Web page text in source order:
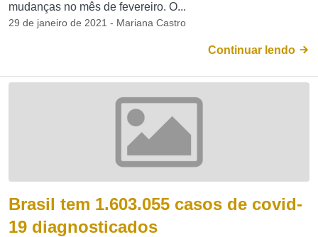
mudanças no mês de fevereiro. O...
29 de janeiro de 2021 - Mariana Castro
Continuar lendo
Brasil tem 1.603.055 casos de covid-
19 diagnosticados